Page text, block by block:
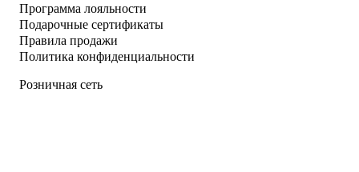
Программа лояльности
Подарочные сертификаты
Правила продажи
Политика конфиденциальности
Розничная сеть